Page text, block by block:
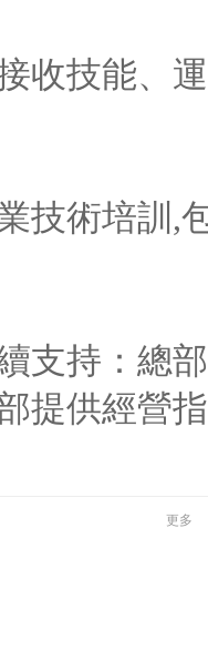
技能、運
術培訓,包
持：總部
提供經營
更多